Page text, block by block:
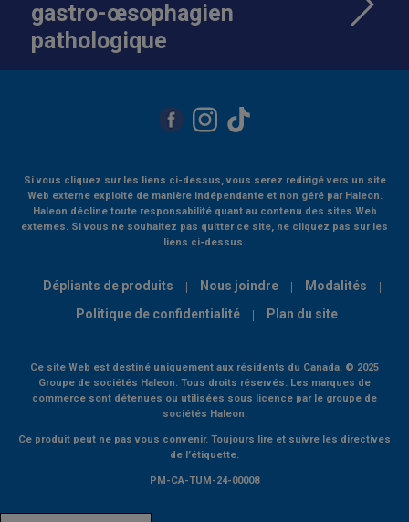
gastro-œsophagien
pathologique
Si vous cliquez sur les liens ci-dessus, vous serez redirigé vers un site
Web externe exploité de manière indépendante et non géré par Haleon.
Haleon décline toute responsabilité quant au contenu des sites Web
externes. Si vous ne souhaitez pas quitter ce site, ne cliquez pas sur les
liens ci-dessus.
Dépliants de produits Nous joindre
Modalités
Politique de confidentialité
Plan du site
Ce site Web est destiné uniquement aux résidents du Canada. © 2025
Groupe de sociétés Haleon. Tous droits réservés. Les marques de
commerce sont détenues ou utilisées sous licence par le groupe de
sociétés Haleon.
Ce produit peut ne pas vous convenir. Toujours lire et suivre les directives
de l’étiquette.
PM-CA-TUM-24-00008